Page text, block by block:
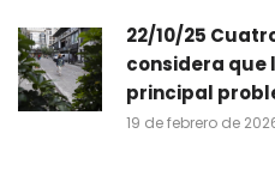
22/10/25
considera que
principal
19 de febrero de